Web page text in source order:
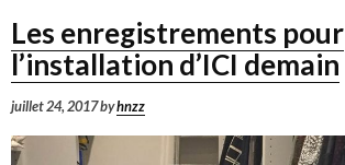
Les enregistrements pour
l’installation d’ICI demain
juillet 24, 2017byhnzz